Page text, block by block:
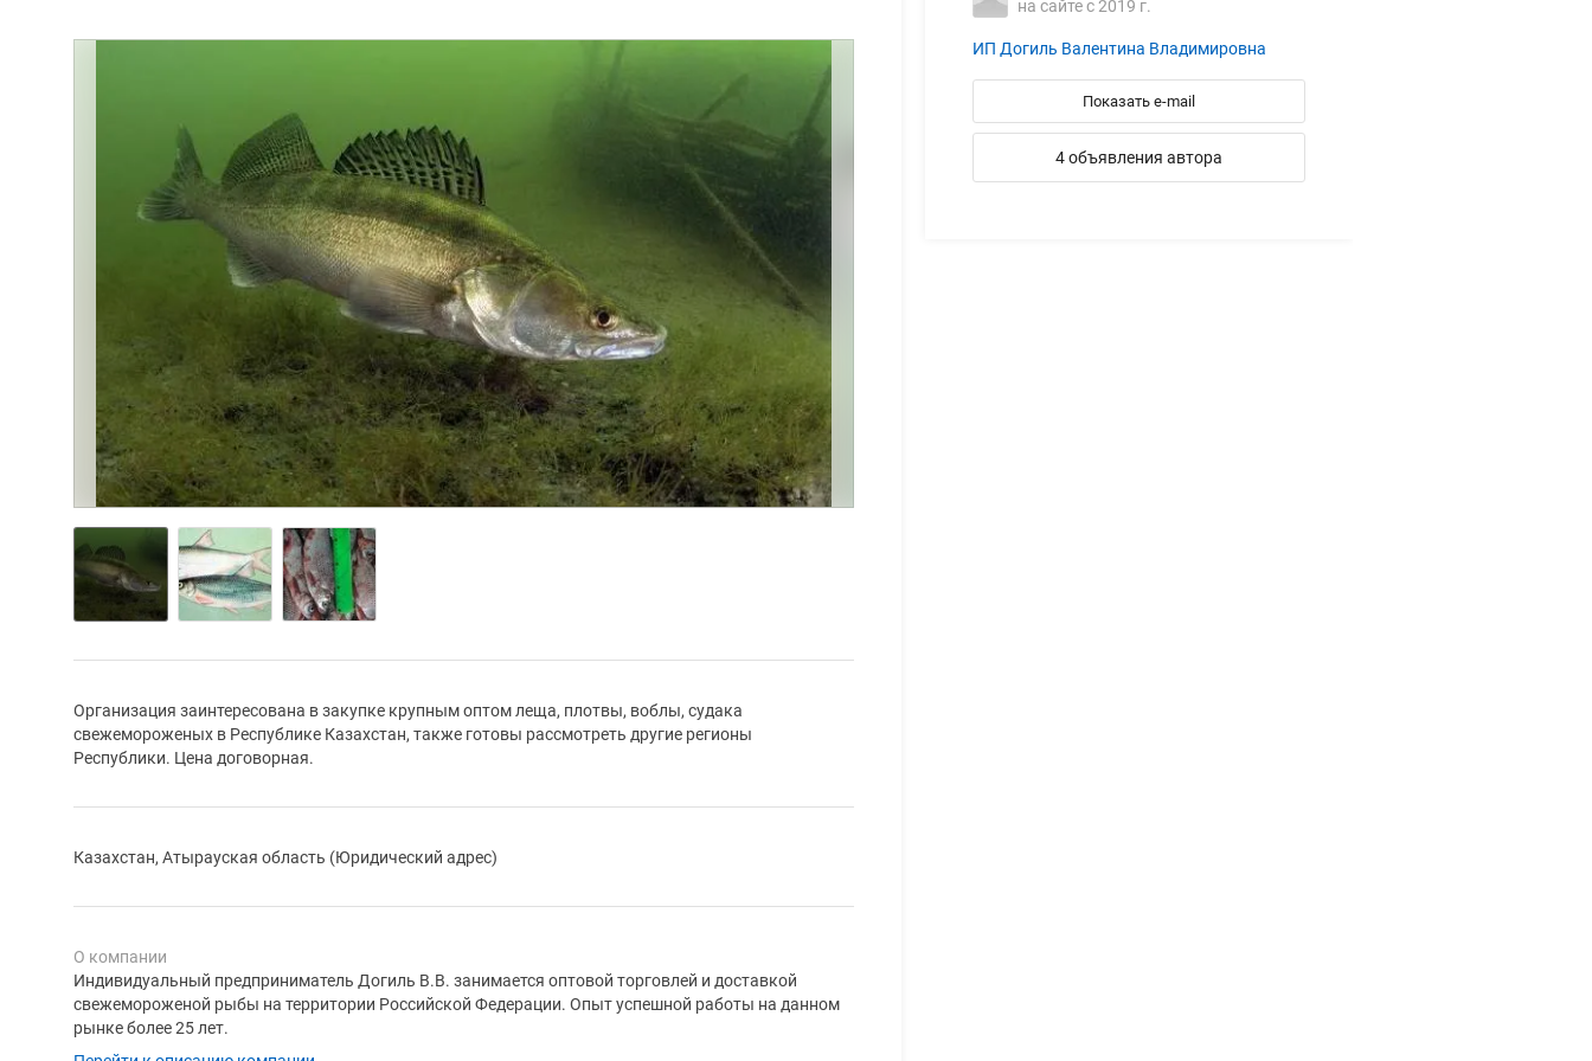
Организация заинтересована в закупке крупным оптом леща, плотвы, воблы, судака
свежемороженых в Республике Казахстан, также готовы рассмотреть другие регионы
Республики. Цена договорная.
Казахстан, Атырауская область (Юридический адрес)
О компании
Индивидуальный предприниматель Догиль В.В. занимается оптовой торговлей и доставкой
свежемороженой рыбы на территории Российской Федерации. Опыт успешной работы на данном
рынке более 25 лет.
на сайте с 2019 г.
ИП Догиль Валентина Владимировна
Показать e-mail
4 объявления автора